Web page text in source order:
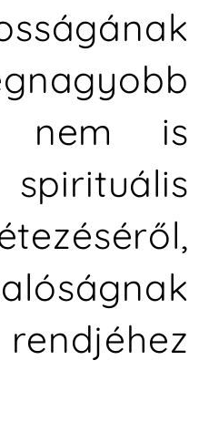
nem is